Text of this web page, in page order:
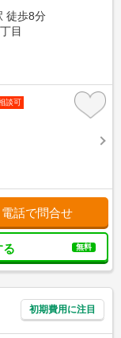
徒歩8分
目
談可
電話で問合せ
る 無料
初期費用に注目